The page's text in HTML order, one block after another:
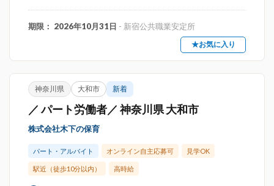
期限： 2026年10月31日 - 新宿公共職業安定所
★お気に入り
神奈川県 大和市 新着
／ パート労働者／ 神奈川県 大和市
株式会社木下の保育
パート・アルバイト オンライン自主応募可 見学OK
駅近（徒歩10分以内） 高時給